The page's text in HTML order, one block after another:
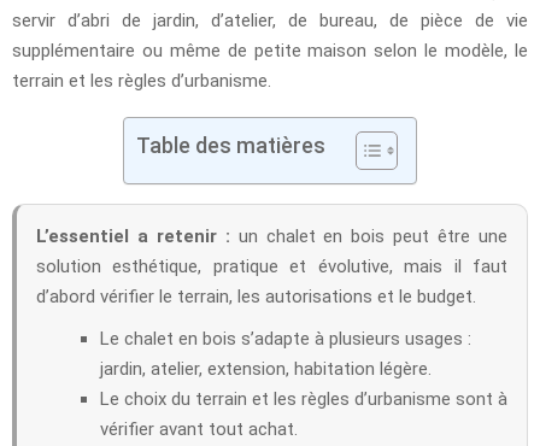
servir d’abri de jardin, d’atelier, de bureau, de pièce de vie
supplémentaire ou même de petite maison selon le modèle, le
terrain et les règles d’urbanisme.
Table des matières
L’essentiel a retenir : un chalet en bois peut être une
solution esthétique, pratique et évolutive, mais il faut
d’abord vérifier le terrain, les autorisations et le budget.
Le chalet en bois s’adapte à plusieurs usages :
jardin, atelier, extension, habitation légère.
Le choix du terrain et les règles d’urbanisme sont à
vérifier avant tout achat.